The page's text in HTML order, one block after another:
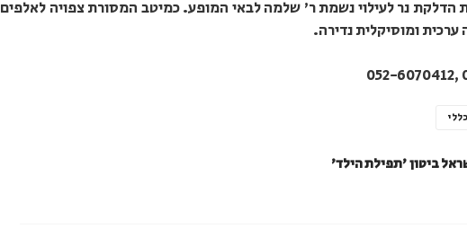
הדלקת נר לעילוי נשמת ר' שלמה לבאי המופע. כמיטב המסורת צפויה לאלפים
ערכית ומוסיקלית נדירה.
כללי
ביטון 'תפילת הילד'